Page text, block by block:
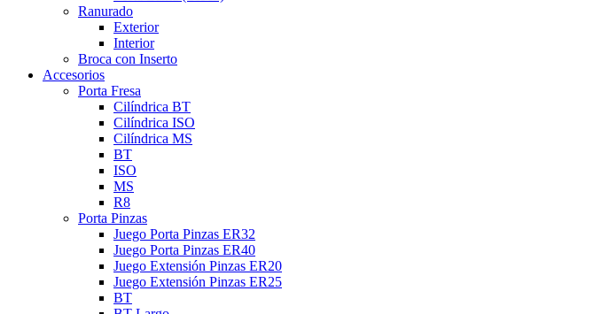
Ranurado
Exterior
Interior
Broca con Inserto
Accesorios
Porta Fresa
Cilíndrica BT
Cilíndrica ISO
Cilíndrica MS
BT
ISO
MS
R8
Porta Pinzas
Juego Porta Pinzas ER32
Juego Porta Pinzas ER40
Juego Extensión Pinzas ER20
Juego Extensión Pinzas ER25
BT